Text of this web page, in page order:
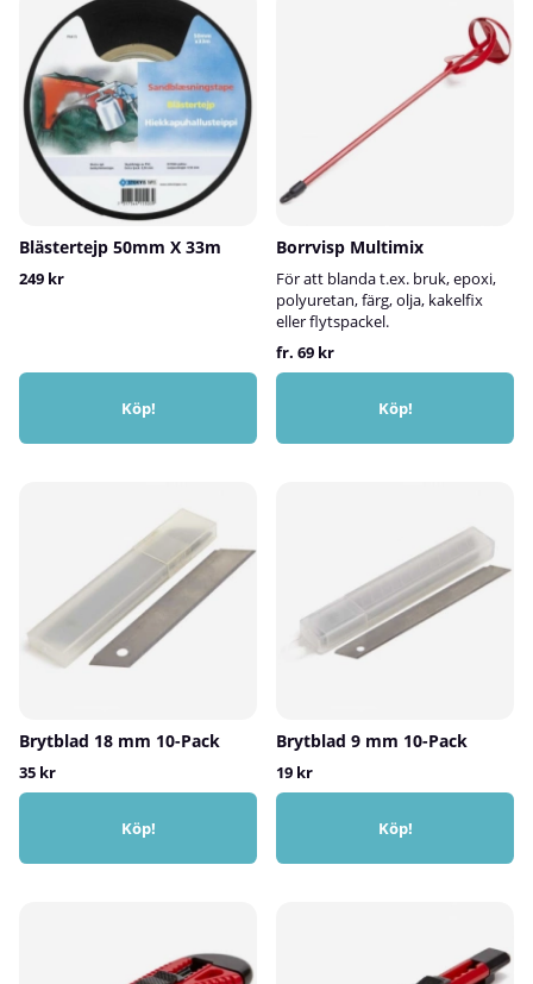
Blästertejp 50mm X 33m
249 kr
Köp!
Borrvisp Multimix
För att blanda t.ex. bruk, epoxi,
polyuretan, färg, olja, kakelfix
eller flytspackel.
fr. 69 kr
Köp!
Brytblad 18 mm 10-Pack
35 kr
Köp!
Brytblad 9 mm 10-Pack
19 kr
Köp!